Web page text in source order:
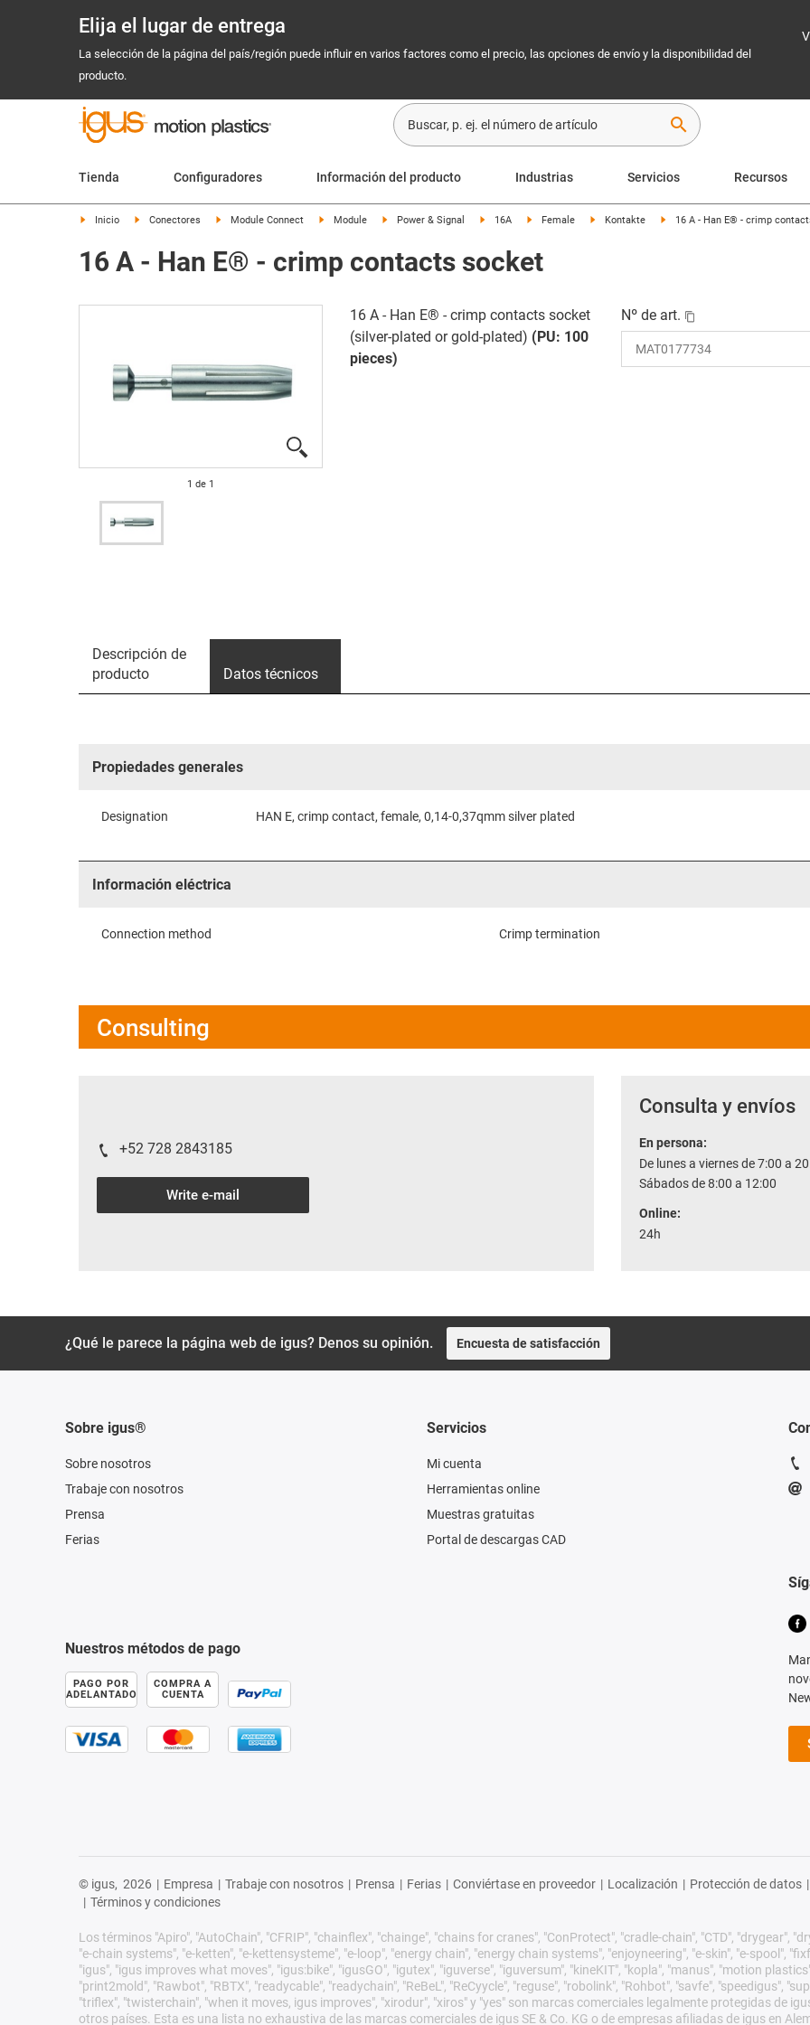
Elija el lugar de entrega
La selección de la página del país/región puede influir en varios factores como el precio, las opciones de envío y la disponibilidad del
producto.
search
Tienda Configuradores Información del producto Industrias Servicios Recursos
Inicio Conectores Module Connect Module Power & Signal 16A Female Kontakte 16 A - Han E® - crimp
16 A - Han E® - crimp contacts socket
1 de 1
16 A - Han E® - crimp contacts socket
(silver-plated or gold-plated) (PU: 100
pieces)
Nº de art.
Descripción de
producto
Datos técnicos
Propiedades generales
Designation HAN E, crimp contact, female, 0,14-0,37qmm silver plated
Información eléctrica
Connection method Crimp termination
Consulting
+52 728 2843185
Write e-mail
Consulta y envíos
En persona:
De lunes a viernes de 7:00 a
Sábados de 8:00 a 12:00
Online:
24h
¿Qué le parece la página web de igus? Denos su opinión. Encuesta de satisfacción
Sobre igus®
Sobre nosotros
Trabaje con nosotros
Prensa
Ferias
Servicios
Mi cuenta
Herramientas online
Muestras gratuitas
Portal de descargas CAD
Nuestros métodos de pago
PAGO POR
ADELANTADO
COMPRA A
CUENTA
© igus, 2026 | Empresa | Trabaje con nosotros | Prensa | Ferias | Conviértase en proveedor | Localización | Protección de datos |
| Términos y condiciones
Los términos "Apiro", "AutoChain", "CFRIP", "chainflex", "chainge", "chains for cranes", "ConProtect", "cradle-chain", "CTD", "drygear",
"e-chain systems", "e-ketten", "e-kettensysteme", "e-loop", "energy chain", "energy chain systems", "enjoyneering", "e-skin", "e-spool",
"igus", "igus improves what moves", "igus:bike", "igusGO", "igutex", "iguverse", "iguversum", "kineKIT", "kopla", "manus", "motion
"print2mold", "Rawbot", "RBTX", "readycable", "readychain", "ReBeL", "ReCyycle", "reguse", "robolink", "Rohbot", "savfe", "speedigus",
"triflex", "twisterchain", "when it moves, igus improves", "xirodur", "xiros" y "yes" son marcas comerciales legalmente protegidas de
otros países. Esta es una lista no exhaustiva de las marcas comerciales de igus SE & Co. KG o de empresas afiliadas de igus en